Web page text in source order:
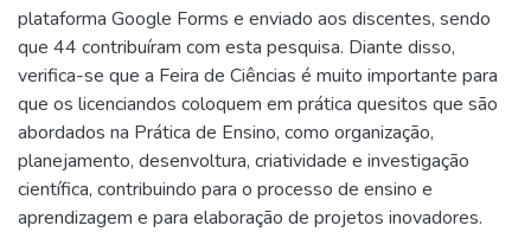
plataforma Google Forms e enviado aos discentes, sendo
que 44 contribuíram com esta pesquisa. Diante disso,
verifica-se que a Feira de Ciências é muito importante para
que os licenciandos coloquem em prática quesitos que são
abordados na Prática de Ensino, como organização,
planejamento, desenvoltura, criatividade e investigação
científica, contribuindo para o processo de ensino e
aprendizagem e para elaboração de projetos inovadores.